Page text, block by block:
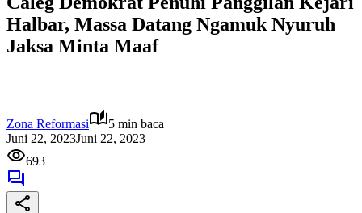
Halbar, Massa Datang Ngamuk Nyuruh
Jaksa Minta Maaf
Zona Reformasi
5 min baca
Juni 22, 2023Juni 22, 2023
693